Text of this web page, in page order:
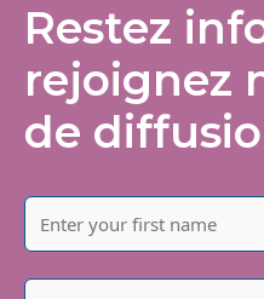
Restez
rejoignez
de